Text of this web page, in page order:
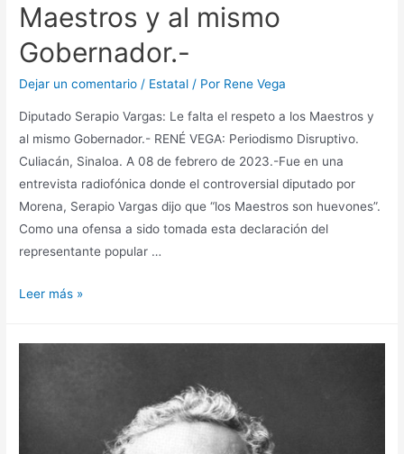
Maestros y al mismo
Gobernador.-
Dejar un comentario / Estatal / Por Rene Vega
Diputado Serapio Vargas: Le falta el respeto a los Maestros y
al mismo Gobernador.- RENÉ VEGA: Periodismo Disruptivo.
Culiacán, Sinaloa. A 08 de febrero de 2023.-Fue en una
entrevista radiofónica donde el controversial diputado por
Morena, Serapio Vargas dijo que “los Maestros son huevones”.
Como una ofensa a sido tomada esta declaración del
representante popular …
Leer más »